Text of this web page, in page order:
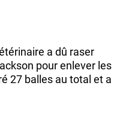
a dû raser
pour enlever les
27 balles au total et a